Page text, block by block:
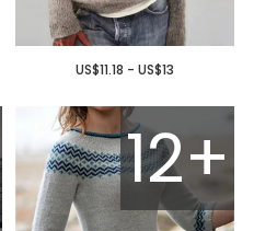
US$11.18 - US$13
12+